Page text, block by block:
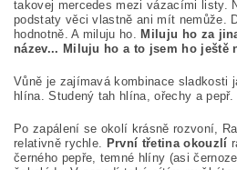
takovej mercedes mezi vázacími listy.
podstaty věci vlastně ani mít nemůže.
hodnotně. A miluju ho. Miluju ho za
název... Miluju ho a to jsem ho ještě
Vůně je zajímavá kombinace sladkosti
hlína. Studený tah hlína, ořechy a pepř.
Po zapálení se okolí krásně rozvoní,
relativně rychle. První třetina okouzlí
černého pepře, temné hlíny (asi